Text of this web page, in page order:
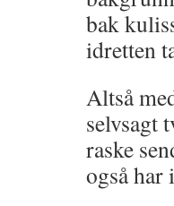
bak
idretten
Altså
selvsagt
raske
også har